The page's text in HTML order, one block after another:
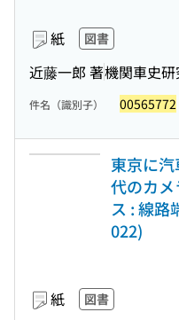
紙 図書
近藤一郎 著機関車史
件名（識別子） 00565772
東京に
代のカ
ス : 線路
022)
紙 図書